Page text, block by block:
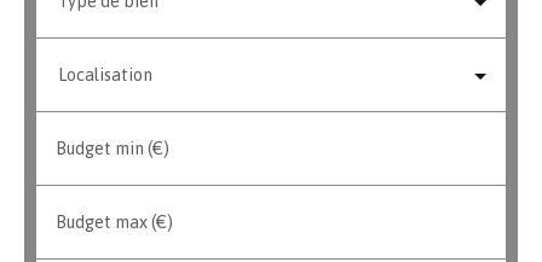
Localisation
Budget min (€)
Budget max (€)